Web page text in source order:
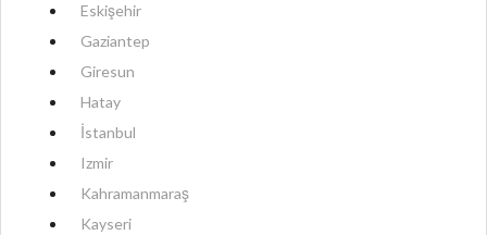
Eskişehir
Gaziantep
Giresun
Hatay
İstanbul
Izmir
Kahramanmaraş
Kayseri